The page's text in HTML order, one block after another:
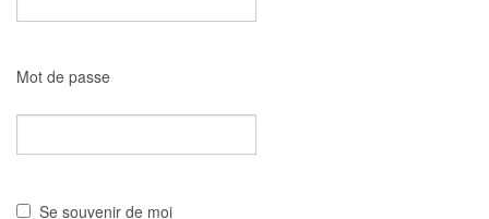
Mot de passe
Se souvenir de moi